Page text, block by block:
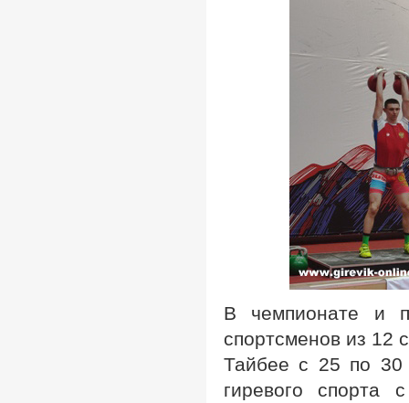
В чемпионате и
спортсменов из 12
Тайбее с 25 по 30
гиревого спорта